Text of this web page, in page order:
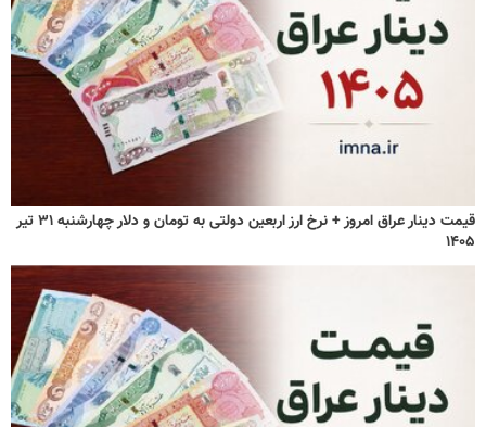
قیمت دینار عراق امروز + نرخ ارز اربعین دولتی به تومان و دلار چهارشنبه ۳۱ تیر
۱۴۰۵